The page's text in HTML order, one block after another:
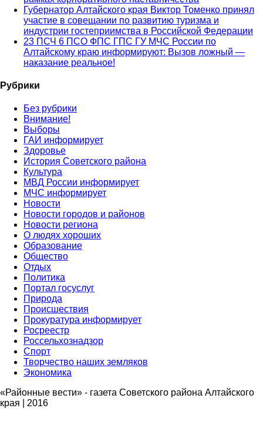
Губернатор Алтайского края Виктор Томенко принял
участие в совещании по развитию туризма и
индустрии гостеприимства в Российской Федерации
23 ПСЧ 6 ПСО ФПС ГПС ГУ МЧС России по
Алтайскому краю информируют: Вызов ложный —
наказание реальное!
Рубрики
Без рубрики
Внимание!
Выборы
ГАИ информирует
Здоровье
История Советского района
Культура
МВД России информирует
МЧС информирует
Новости
Новости городов и районов
Новости региона
О людях хороших
Образование
Общество
Отдых
Политика
Портал госуслуг
Природа
Происшествия
Прокуратура информирует
Росреестр
Россельхознадзор
Спорт
Творчество наших земляков
Экономика
«Районные вести» - газета Советского района Алтайского
края | 2016